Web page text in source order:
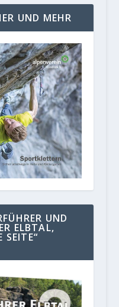
UND MEHR
UND
ELBTAL,
SEITE“